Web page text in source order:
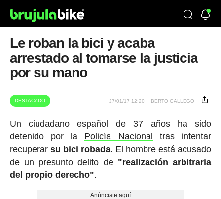
Le roban la bici y acaba
arrestado al tomarse la justicia
por su mano
DESTACADO 27/01/17 12:20 BERTO GALLEGO
Un ciudadano español de 37 años ha sido
detenido por la Policía Nacional
tras intentar
recuperar su bici robada. El hombre está acusado
de un presunto delito de "realización arbitraria
del propio derecho".
Anúnciate aquí